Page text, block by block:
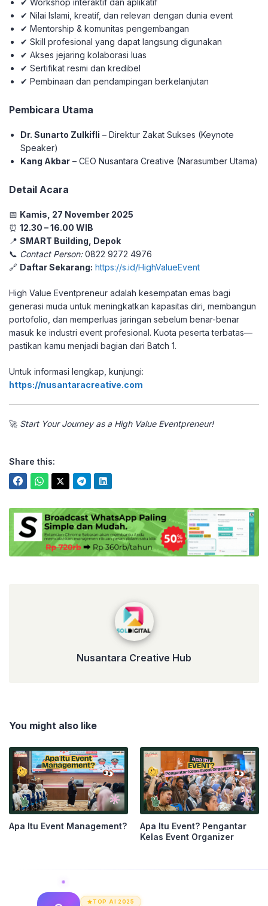
✔ Workshop interaktif dan aplikatif
✔ Nilai Islami, kreatif, dan relevan dengan dunia event
✔ Mentorship & komunitas pengembangan
✔ Skill profesional yang dapat langsung digunakan
✔ Akses jejaring kolaborasi luas
✔ Sertifikat resmi dan kredibel
✔ Pembinaan dan pendampingan berkelanjutan
Pembicara Utama
Dr. Sunarto Zulkifli – Direktur Zakat Sukses (Keynote
Speaker)
Kang Akbar – CEO Nusantara Creative (Narasumber Utama)
Detail Acara
📅 Kamis, 27 November 2025
⏰ 12.30 – 16.00 WIB
📍 SMART Building, Depok
📞 Contact Person:0822 9272 4976
🔗 Daftar Sekarang: https://s.id/HighValueEvent
High Value Eventpreneur adalah kesempatan emas bagi
generasi muda untuk meningkatkan kapasitas diri, membangun
portofolio, dan memperluas jaringan sebelum benar-benar
masuk ke industri event profesional. Kuota peserta terbatas—
pastikan kamu menjadi bagian dari Batch 1.
Untuk informasi lengkap, kunjungi:
https://nusantaracreative.com
🚀 Start Your Journey as a High Value Eventpreneur!
Share this:
Nusantara Creative Hub
You might also like
Apa Itu Event Management?
Apa Itu Event? Pengantar
Kelas Event Organizer
TOP AI 2025